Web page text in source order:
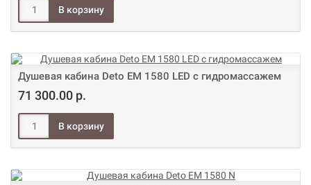
Душевая кабина Deto ЕМ 1580 LED с гидромассажем
71 300.00 р.